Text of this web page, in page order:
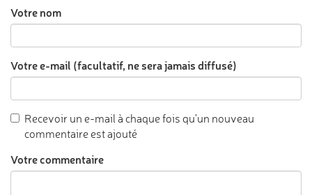
Votre nom
Votre e-mail (facultatif, ne sera jamais diffusé)
Recevoir un e-mail à chaque fois qu'un nouveau
commentaire est ajouté
Votre commentaire